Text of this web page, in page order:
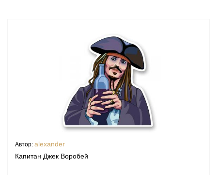
Автор: alexander
Капитан Джек Воробей